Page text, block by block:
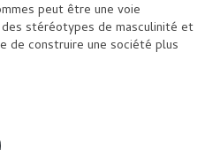
peut être une voie
stéréotypes de masculinité et
construire une société plus